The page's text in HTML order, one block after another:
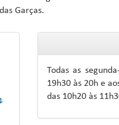
Garças.
Todas as
19h30 às 20h e
das 10h20 às